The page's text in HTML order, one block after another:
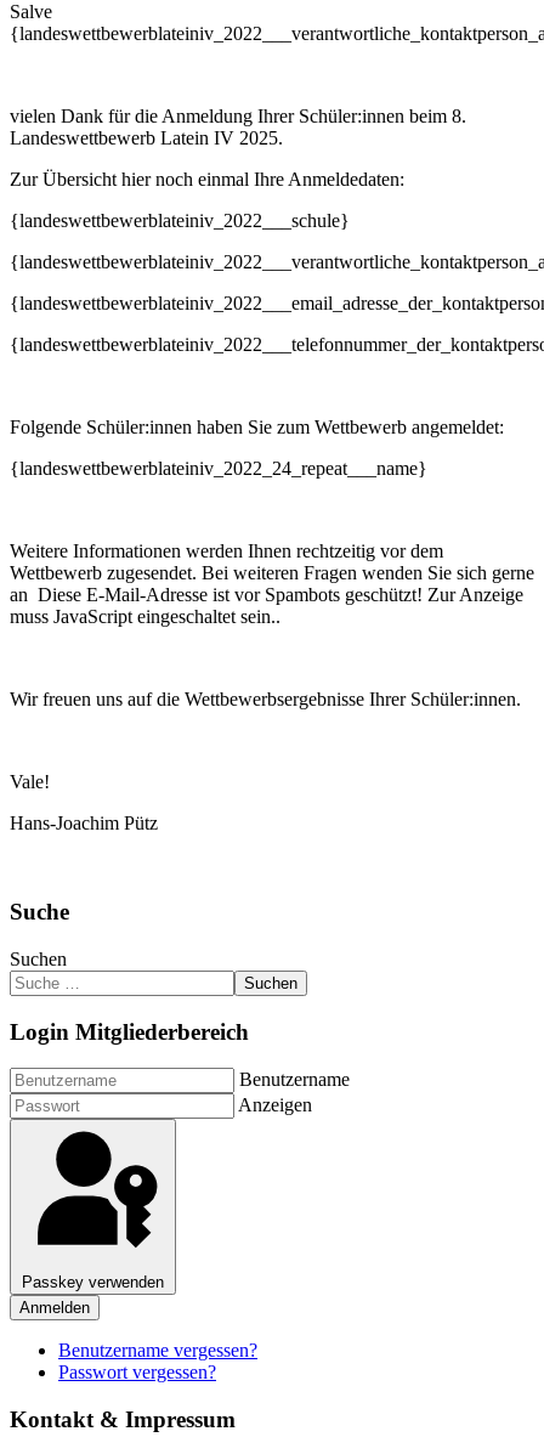
Salve
vielen Dank für die Anmeldung Ihrer Schüler:innen beim 8.
Landeswettbewerb Latein IV 2025.
Zur Übersicht hier noch einmal Ihre Anmeldedaten:
{landeswettbewerblateiniv_2022___schule}
Folgende Schüler:innen haben Sie zum Wettbewerb angemeldet:
{landeswettbewerblateiniv_2022_24_repeat___name}
Weitere Informationen werden Ihnen rechtzeitig vor dem
Wettbewerb zugesendet. Bei weiteren Fragen wenden Sie sich gerne
an Diese E-Mail-Adresse ist vor Spambots geschützt! Zur Anzeige
muss JavaScript eingeschaltet sein..
Wir freuen uns auf die Wettbewerbsergebnisse Ihrer Schüler:innen.
Vale!
Hans-Joachim Pütz
Suche
Suchen
Suchen
Login Mitgliederbereich
Benutzername
Anzeigen
Passkey verwenden
Anmelden
Benutzername vergessen?
Passwort vergessen?
Kontakt & Impressum